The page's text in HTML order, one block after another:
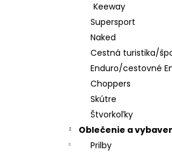
Keeway
Supersport
Naked
Cestná turistika/
Enduro/cestovné
Choppers
Skútre
Štvorkoľky
Oblečenie a
Prilby